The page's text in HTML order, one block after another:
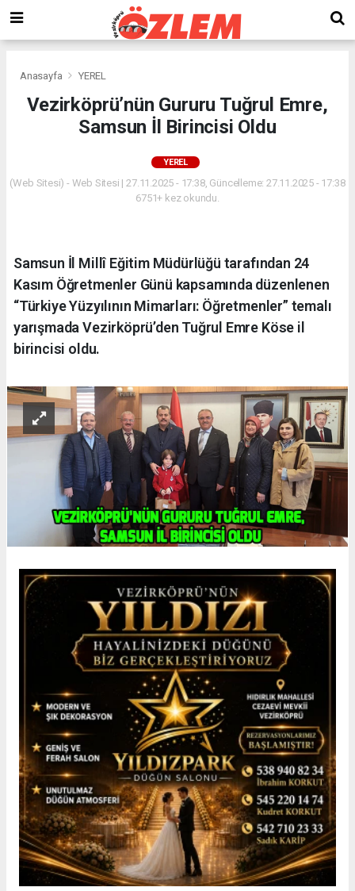
Anasayfa YEREL
Vezirköprü’nün Gururu Tuğrul Emre,
Samsun İl Birincisi Oldu
YEREL
(Web Sitesi) - Web Sitesi | 27.11.2025 - 17:38, Güncelleme: 27.11.2025 - 17:38
6751+ kez okundu.
Samsun İl Millî Eğitim Müdürlüğü tarafından 24
Kasım Öğretmenler Günü kapsamında düzenlenen
“Türkiye Yüzyılının Mimarları: Öğretmenler” temalı
yarışmada Vezirköprü’den Tuğrul Emre Köse il
birincisi oldu.